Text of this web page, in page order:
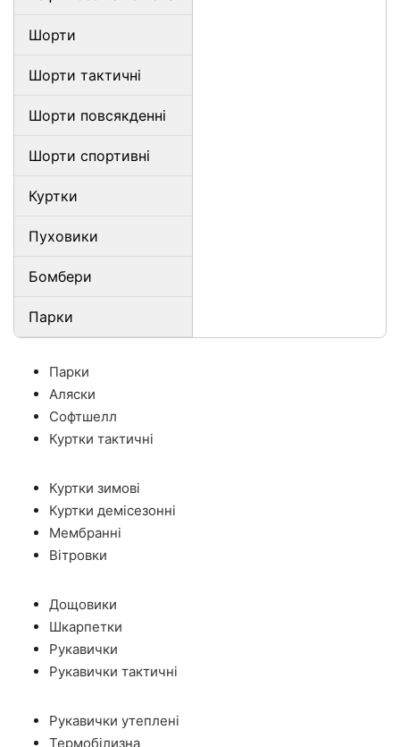
Шорти
Шорти тактичні
Шорти повсякденні
Шорти спортивні
Куртки
Пуховики
Бомбери
Парки
Парки
Аляски
Софтшелл
Куртки тактичні
Куртки зимові
Куртки демісезонні
Мембранні
Вітровки
Дощовики
Шкарпетки
Рукавички
Рукавички тактичні
Рукавички утеплені
Термобілизна